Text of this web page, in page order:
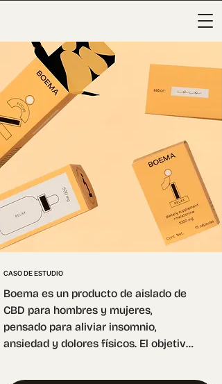
CASO DE ESTUDIO
Boema es un producto de aislado de
CBD para hombres y mujeres,
pensado para aliviar insomnio,
ansiedad y dolores físicos. El objetivo
diseño que transmitiera equilibrio y